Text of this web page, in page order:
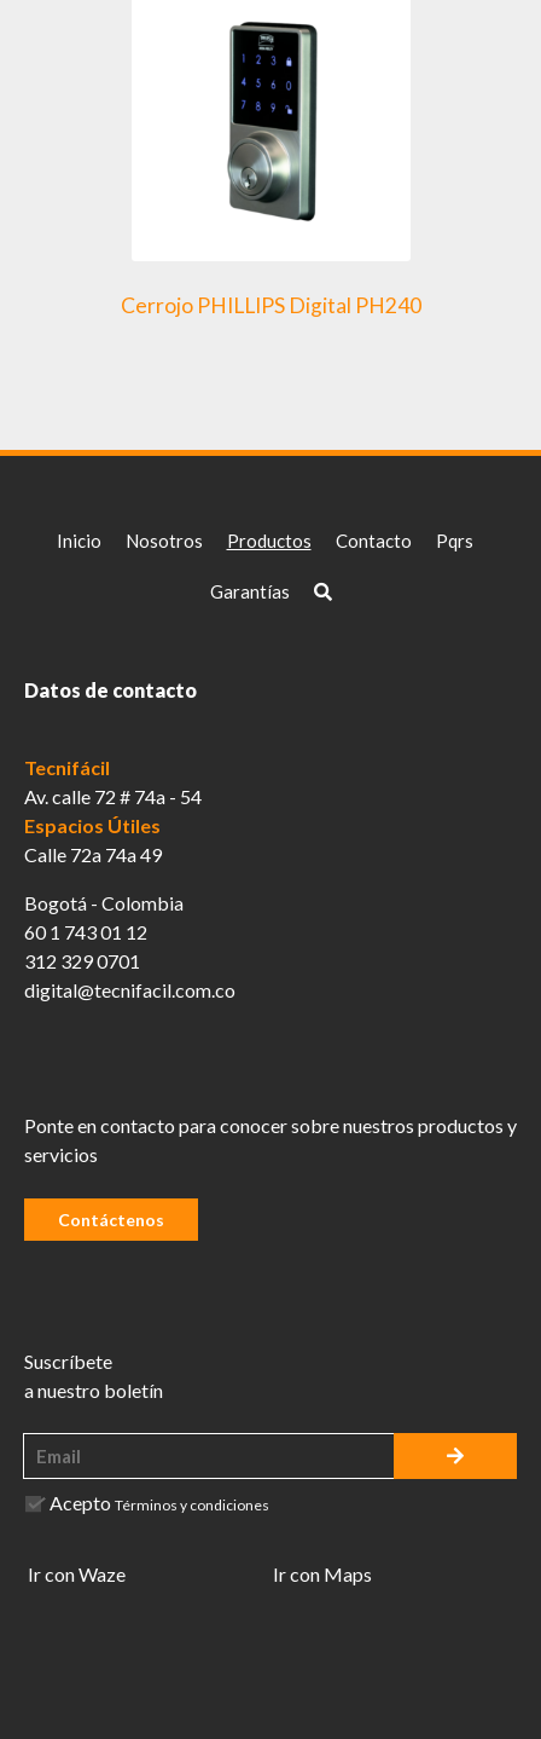
Cerrojo PHILLIPS Digital PH240
Inicio Nosotros Productos Contacto Pqrs
Garantías
Datos de contacto
Tecnifácil
Av. calle 72 # 74a - 54
Espacios Útiles
Calle 72a 74a 49
Bogotá - Colombia
60 1 743 01 12
312 329 0701
digital@tecnifacil.com.co
Ponte en contacto para conocer sobre nuestros productos y
servicios
Contáctenos
Suscríbete
a nuestro boletín
Acepto Términos y condiciones
Ir con Waze Ir con Maps